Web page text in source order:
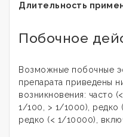
Длительность
Побочное
Возможные побочные
препарата приведены
возникновения: часто
1/100, > 1/1000), редко
редко (< 1/10000),